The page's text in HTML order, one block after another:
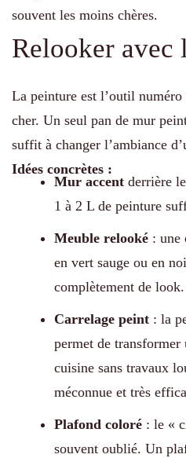
souvent les moins chères.
Relooker avec
La peinture est l’outil
cher. Un seul pan de mur
suffit à changer l’ambiance
Idées concrètes :
Mur accent derrière
1 à 2 L de peinture
Meuble relooké : une
en vert sauge ou en
complètement de look.
Carrelage peint : la
permet de transformer
cuisine sans travaux
méconnue et très
Plafond coloré : le «
souvent oublié. Un